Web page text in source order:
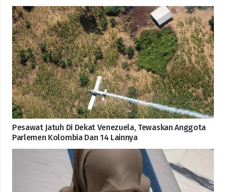
Pesawat Jatuh Di Dekat Venezuela, Tewaskan Anggota
Parlemen Kolombia Dan 14 Lainnya